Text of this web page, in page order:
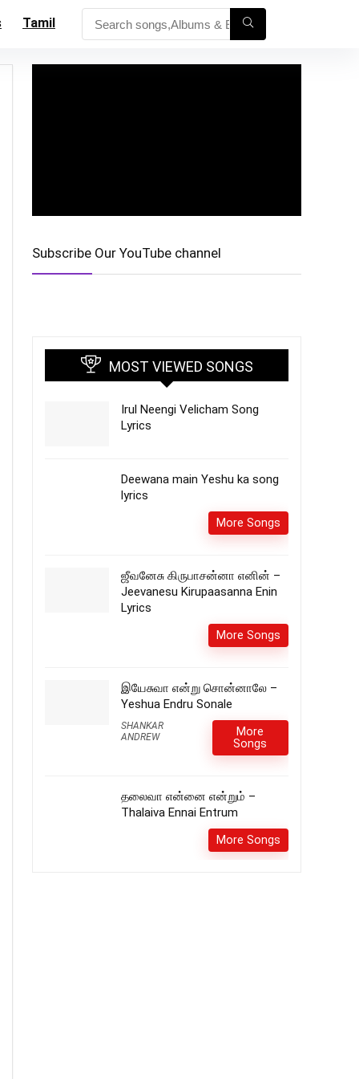
Tamil
Subscribe Our YouTube channel
MOST VIEWED SONGS
Irul Neengi Velicham Song
Lyrics
Deewana main Yeshu ka song
lyrics
More Songs
ஜீவனேசு கிருபாசன்னா எனின் –
Jeevanesu Kirupaasanna Enin
Lyrics
More Songs
இயேசுவா என்று சொன்னாலே –
Yeshua Endru Sonale
SHANKAR
ANDREW
More
Songs
தலைவா என்னை என்றும் –
Thalaiva Ennai Entrum
More Songs